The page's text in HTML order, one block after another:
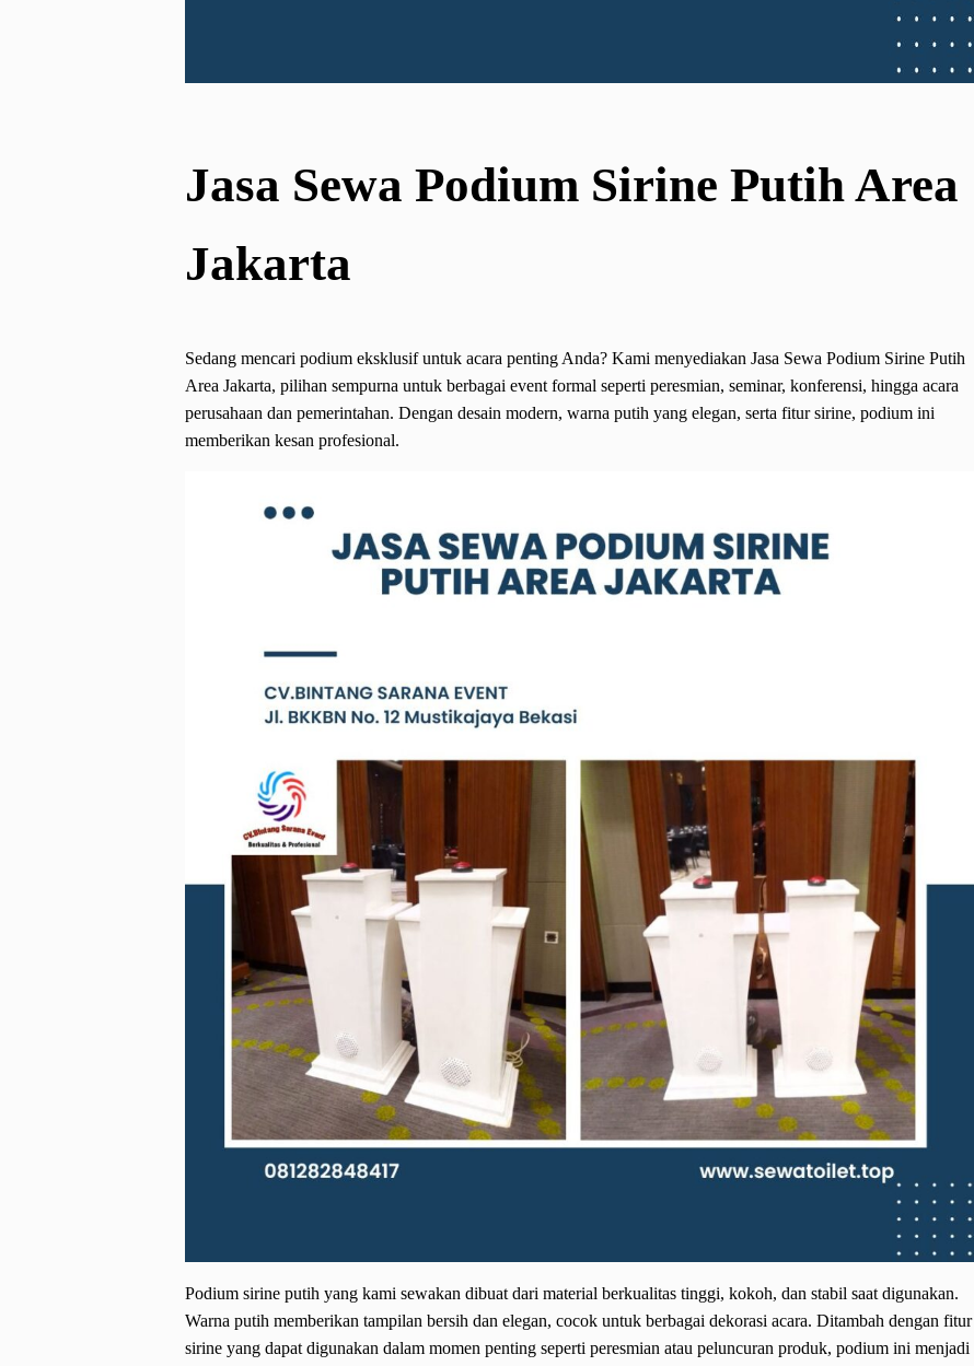
Jasa Sewa Podium Sirine Putih Area
Jakarta
Sedang mencari podium eksklusif untuk acara penting Anda? Kami menyediakan Jasa Sewa Podium Sirine Putih
Area Jakarta, pilihan sempurna untuk berbagai event formal seperti peresmian, seminar, konferensi, hingga acara
perusahaan dan pemerintahan. Dengan desain modern, warna putih yang elegan, serta fitur sirine, podium ini
memberikan kesan profesional.
Podium sirine putih yang kami sewakan dibuat dari material berkualitas tinggi, kokoh, dan stabil saat digunakan.
Warna putih memberikan tampilan bersih dan elegan, cocok untuk berbagai dekorasi acara. Ditambah dengan fitur
sirine yang dapat digunakan dalam momen penting seperti peresmian atau peluncuran produk, podium ini menjadi